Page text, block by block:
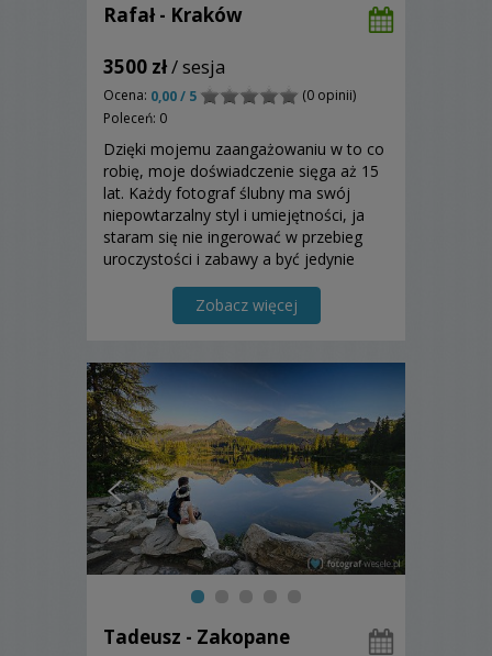
Rafał - Kraków
3500 zł/ sesja
Ocena: 0,00 / 5
(0 opinii)
Poleceń: 0
Dzięki mojemu zaangażowaniu w to co
robię, moje doświadczenie sięga aż 15
lat. Każdy fotograf ślubny ma swój
niepowtarzalny styl i umiejętności, ja
staram się nie ingerować w przebieg
uroczystości i zabawy a być jedynie
takiemu podejściu staram się znaleźć u
Zobacz więcej
Tadeusz - Zakopane